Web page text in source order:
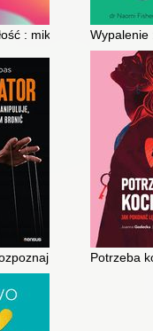
: mikronawyki, które
Wypalenie
kto tobąPotrzeba